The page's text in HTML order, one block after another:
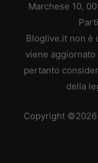
Marchese 10,
Bloglive.it non è
viene
pertanto
della
Copyright